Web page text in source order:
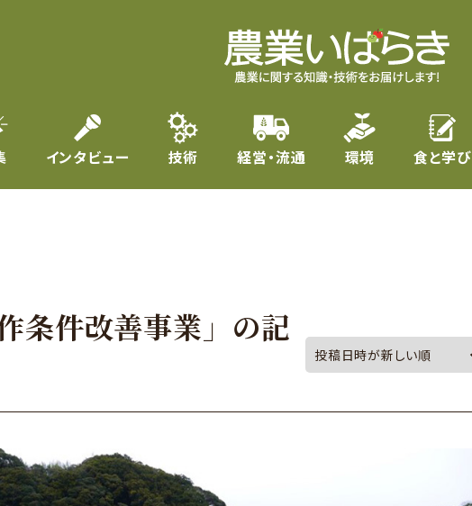
インタビュー 技術 経営・流通 環境 食と学び
条件改善事業」の記